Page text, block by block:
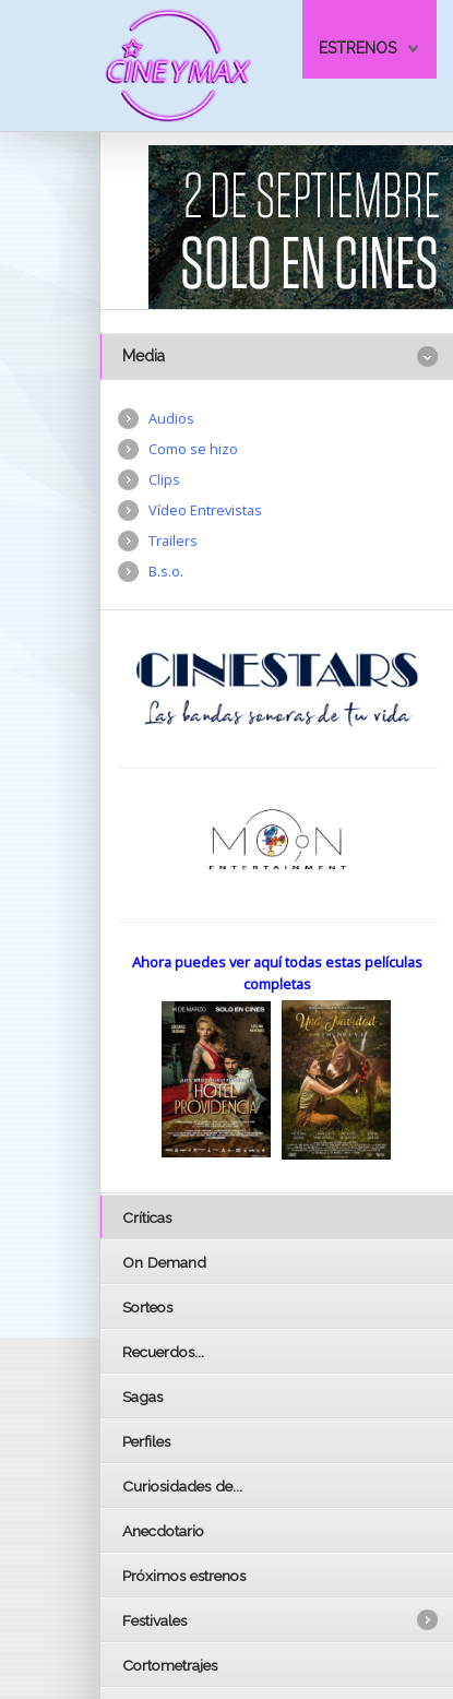
ESTRENOS
Media
Audios
Como se hizo
Clips
Vídeo Entrevistas
Trailers
B.s.o.
Ahora puedes ver aquí todas estas películas
completas
Críticas
On Demand
Sorteos
Recuerdos...
Sagas
Perfiles
Curiosidades de...
Anecdotario
Próximos estrenos
Festivales
LOS OSCARS
Cortometrajes